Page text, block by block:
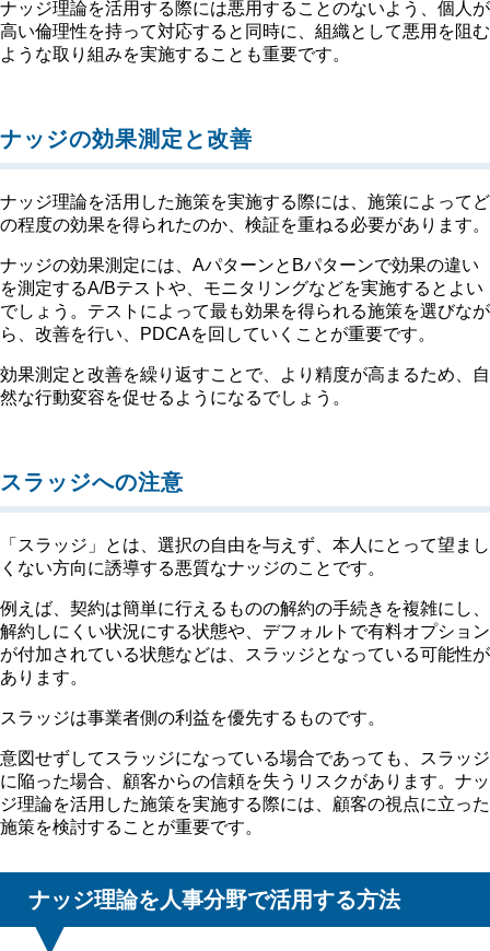
ナッジ理論を活用する際には悪用することのないよう、個人が
高い倫理性を持って対応すると同時に、組織として悪用を阻む
ような取り組みを実施することも重要です。
ナッジの効果測定と改善
ナッジ理論を活用した施策を実施する際には、施策によってど
の程度の効果を得られたのか、検証を重ねる必要があります。
ナッジの効果測定には、AパターンとBパターンで効果の違い
を測定するA/Bテストや、モニタリングなどを実施するとよい
でしょう。テストによって最も効果を得られる施策を選びなが
ら、改善を行い、PDCAを回していくことが重要です。
効果測定と改善を繰り返すことで、より精度が高まるため、自
然な行動変容を促せるようになるでしょう。
スラッジへの注意
「スラッジ」とは、選択の自由を与えず、本人にとって望まし
くない方向に誘導する悪質なナッジのことです。
例えば、契約は簡単に行えるものの解約の手続きを複雑にし、
解約しにくい状況にする状態や、デフォルトで有料オプション
が付加されている状態などは、スラッジとなっている可能性が
あります。
スラッジは事業者側の利益を優先するものです。
意図せずしてスラッジになっている場合であっても、スラッジ
に陥った場合、顧客からの信頼を失うリスクがあります。ナッ
ジ理論を活用した施策を実施する際には、顧客の視点に立った
施策を検討することが重要です。
ナッジ理論を人事分野で活用する方法